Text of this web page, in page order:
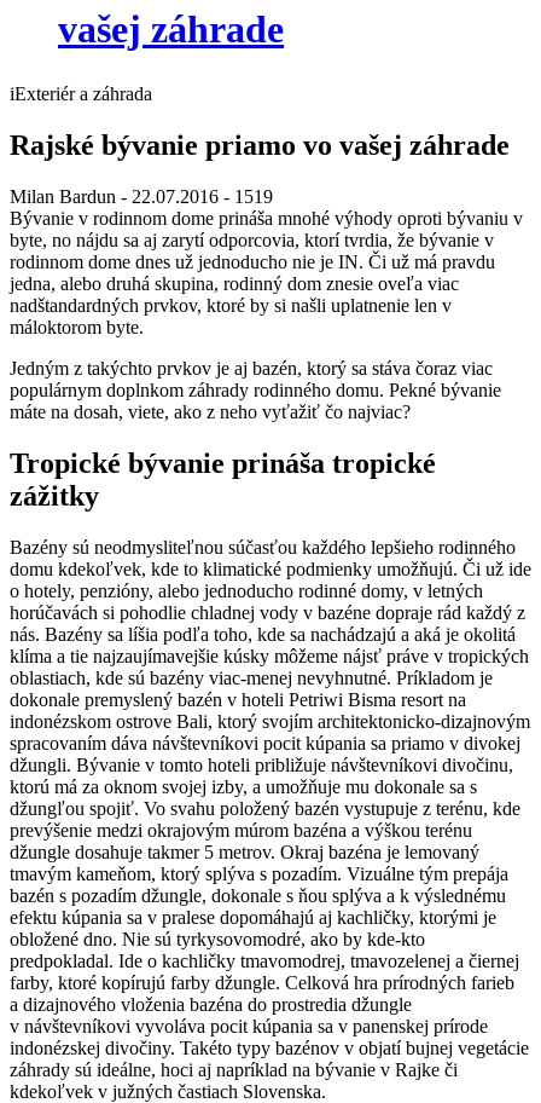
vašej záhrade
iExteriér a záhrada
Rajské bývanie priamo vo vašej záhrade
Milan Bardun - 22.07.2016 - 1519
Bývanie v rodinnom dome prináša mnohé výhody oproti bývaniu v
byte, no nájdu sa aj zarytí odporcovia, ktorí tvrdia, že bývanie v
rodinnom dome dnes už jednoducho nie je IN. Či už má pravdu
jedna, alebo druhá skupina, rodinný dom znesie oveľa viac
nadštandardných prvkov, ktoré by si našli uplatnenie len v
máloktorom byte.
Jedným z takýchto prvkov je aj bazén, ktorý sa stáva čoraz viac
populárnym doplnkom záhrady rodinného domu. Pekné bývanie
máte na dosah, viete, ako z neho vyťažiť čo najviac?
Tropické bývanie prináša tropické
zážitky
Bazény sú neodmysliteľnou súčasťou každého lepšieho rodinného
domu kdekoľvek, kde to klimatické podmienky umožňujú. Či už ide
o hotely, penzióny, alebo jednoducho rodinné domy, v letných
horúčavách si pohodlie chladnej vody v bazéne dopraje rád každý z
nás. Bazény sa líšia podľa toho, kde sa nachádzajú a aká je okolitá
klíma a tie najzaujímavejšie kúsky môžeme nájsť práve v tropických
oblastiach, kde sú bazény viac-menej nevyhnutné. Príkladom je
dokonale premyslený bazén v hoteli Petriwi Bisma resort na
indonézskom ostrove Bali, ktorý svojím architektonicko-dizajnovým
spracovaním dáva návštevníkovi pocit kúpania sa priamo v divokej
džungli. Bývanie v tomto hoteli približuje návštevníkovi divočinu,
ktorú má za oknom svojej izby, a umožňuje mu dokonale sa s
džungľou spojiť. Vo svahu položený bazén vystupuje z terénu, kde
prevýšenie medzi okrajovým múrom bazéna a výškou terénu
džungle dosahuje takmer 5 metrov. Okraj bazéna je lemovaný
tmavým kameňom, ktorý splýva s pozadím. Vizuálne tým prepája
bazén s pozadím džungle, dokonale s ňou splýva a k výslednému
efektu kúpania sa v pralese dopomáhajú aj kachličky, ktorými je
obložené dno. Nie sú tyrkysovomodré, ako by kde-kto
predpokladal. Ide o kachličky tmavomodrej, tmavozelenej a čiernej
farby, ktoré kopírujú farby džungle. Celková hra prírodných farieb
a dizajnového vloženia bazéna do prostredia džungle
v návštevníkovi vyvoláva pocit kúpania sa v panenskej prírode
indonézskej divočiny. Takéto typy bazénov v objatí bujnej vegetácie
záhrady sú ideálne, hoci aj napríklad na bývanie v Rajke či
kdekoľvek v južných častiach Slovenska.